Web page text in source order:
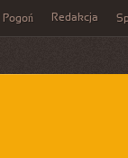
Pogoń Redakcja